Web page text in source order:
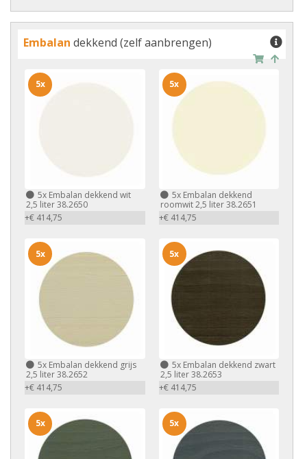
Embalan dekkend (zelf aanbrengen)
5x Embalan dekkend wit
2,5 liter 38.2650
+€ 414,75
5x
5xEmbalan dekkend
roomwit 2,5 liter 38.2651
+€ 414,75
5x
5x Embalan dekkend grijs
2,5 liter 38.2652
+€ 414,75
5x
5xEmbalan dekkend zwart
2,5 liter 38.2653
+€ 414,75
5x
5x 5x